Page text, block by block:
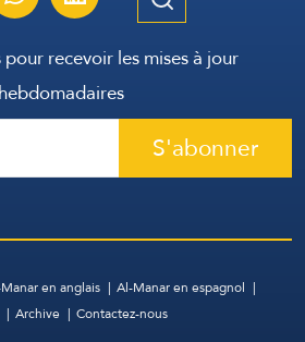
recevoir les mises à jour
hebdomadaires
S'abonner
en anglais
Al-Manar en espagnol
Archive Contactez-nous